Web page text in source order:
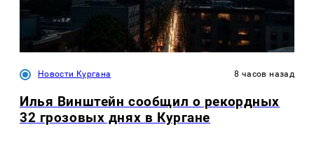
Новости Кургана 8 часов назад
Илья Винштейн сообщил о рекордных
32 грозовых днях в Кургане